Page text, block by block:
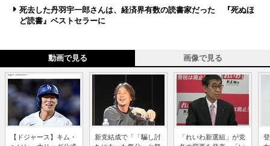
死去した丹羽宇一郎さんは、経済界有数の読書家だった 『死ぬほ
ど読書』ベストセラーに
動画で見る 画像で見る
【ドジャース】キム・
新党結成で「「騙し討
「れいわ新選組」が党